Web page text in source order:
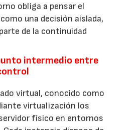
obliga a pensar el
una decisión aislada,
de la continuidad
intermedio entre
virtual, conocido como
virtualización los
físico en entornos